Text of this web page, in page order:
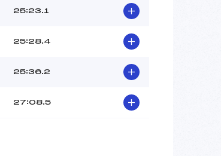
25:23.1
25:28.4
25:36.2
27:08.5